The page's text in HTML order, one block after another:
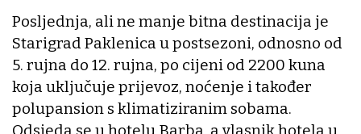
Posljednja, ali ne manje bitna destinacija je
Starigrad Paklenica u postsezoni, odnosno od
5. rujna do 12. rujna, po cijeni od 2200 kuna
koja uključuje prijevoz, noćenje i također
polupansion s klimatiziranim sobama.